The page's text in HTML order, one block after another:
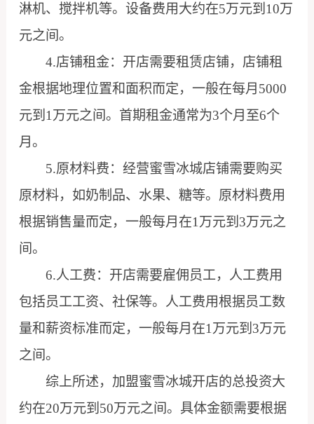
淋机、搅拌机等。设备费用大约在5万元到10万
元之间。
4.店铺租金：开店需要租赁店铺，店铺租
金根据地理位置和面积而定，一般在每月5000
元到1万元之间。首期租金通常为3个月至6个
月。
5.原材料费：经营蜜雪冰城店铺需要购买
原材料，如奶制品、水果、糖等。原材料费用
根据销售量而定，一般每月在1万元到3万元之
间。
6.人工费：开店需要雇佣员工，人工费用
包括员工工资、社保等。人工费用根据员工数
量和薪资标准而定，一般每月在1万元到3万元
之间。
综上所述，加盟蜜雪冰城开店的总投资大
约在20万元到50万元之间。具体金额需要根据